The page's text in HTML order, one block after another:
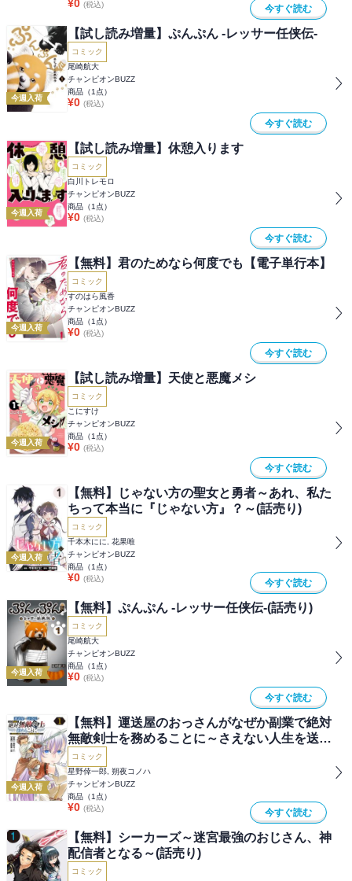
¥0 (税込) 今すぐ読む
今週入荷
【試し読み増量】ぷんぷん -レッサー任侠伝-
コミック
尾崎航大
チャンピオンBUZZ
商品（1 点）
¥0 (税込)
今すぐ読む
今週入荷
【試し読み増量】休憩入ります
コミック
白川トレモロ
チャンピオンBUZZ
商品（1 点）
¥0 (税込)
今すぐ読む
今週入荷
【無料】君のためなら何度でも【電子単行本】
コミック
すのはら風香
チャンピオンBUZZ
商品（1 点）
¥0 (税込)
今すぐ読む
今週入荷
【試し読み増量】天使と悪魔メシ
コミック
こにすけ
チャンピオンBUZZ
商品（1 点）
¥0 (税込)
今すぐ読む
今週入荷
【無料】じゃない方の聖女と勇者～あれ、私た
ちって本当に『じゃない方』？～(話売り)
コミック
千本木にに, 花果唯
チャンピオンBUZZ
商品（1 点）
¥0 (税込) 今すぐ読む
今週入荷
【無料】ぷんぷん -レッサー任侠伝-(話売り)
コミック
尾崎航大
チャンピオンBUZZ
商品（1 点）
¥0 (税込)
今すぐ読む
今週入荷
【無料】運送屋のおっさんがなぜか副業で絶対
無敵剣士を務めることに～さえない人生を送っ
てた俺が魔王討伐の切り札に？～(話売り)
コミック
星野倖一郎, 朔夜コノハ
チャンピオンBUZZ
商品（1 点）
¥0 (税込) 今すぐ読む
【無料】シーカーズ～迷宮最強のおじさん、神
配信者となる～(話売り)
コミック